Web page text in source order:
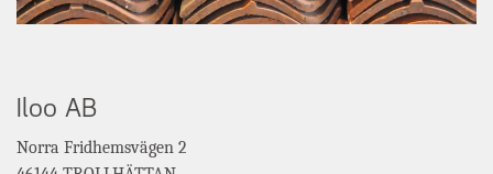
Iloo AB
Norra Fridhemsvägen 2